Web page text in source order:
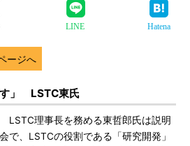
LINE Hatena
ージへ
す」 LSTC東氏
LSTC理事長を務める東哲郎氏は説明
会で、LSTCの役割である「研究開発」